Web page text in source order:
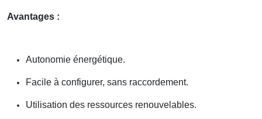
Avantages :
Autonomie énergétique.
Facile à configurer, sans raccordement.
Utilisation des ressources renouvelables.